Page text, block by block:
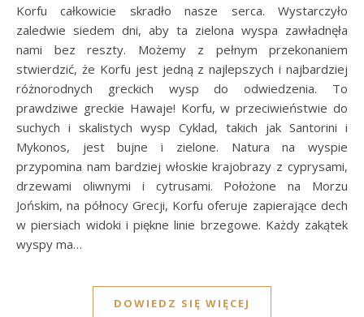
Korfu całkowicie skradło nasze serca. Wystarczyło
zaledwie siedem dni, aby ta zielona wyspa zawładnęła
nami bez reszty. Możemy z pełnym przekonaniem
stwierdzić, że Korfu jest jedną z najlepszych i najbardziej
różnorodnych greckich wysp do odwiedzenia. To
prawdziwe greckie Hawaje! Korfu, w przeciwieństwie do
suchych i skalistych wysp Cyklad, takich jak Santorini i
Mykonos, jest bujne i zielone. Natura na wyspie
przypomina nam bardziej włoskie krajobrazy z cyprysami,
drzewami oliwnymi i cytrusami. Położone na Morzu
Jońskim, na północy Grecji, Korfu oferuje zapierające dech
w piersiach widoki i piękne linie brzegowe. Każdy zakątek
wyspy ma…
DOWIEDZ SIĘ WIĘCEJ